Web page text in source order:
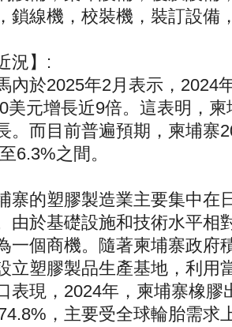
鎖線機，校裝機，裝訂設備
況】:
內於2025年2月表示，2024
美元增長近9倍。這表明，
。而目前普遍預期，柬埔寨
6.3%之間。
寨的塑膠製造業主要集中在
由於基礎設施和技術水平相
一個商機。隨著柬埔寨政府
立塑膠製品生產基地，利用
表現，2024年，柬埔寨橡
，主要受全球輪胎需求